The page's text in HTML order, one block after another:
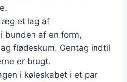
et lag af
bunden af en form,
flødeskum. Gentag indtil
er brugt.
i køleskabet i et par